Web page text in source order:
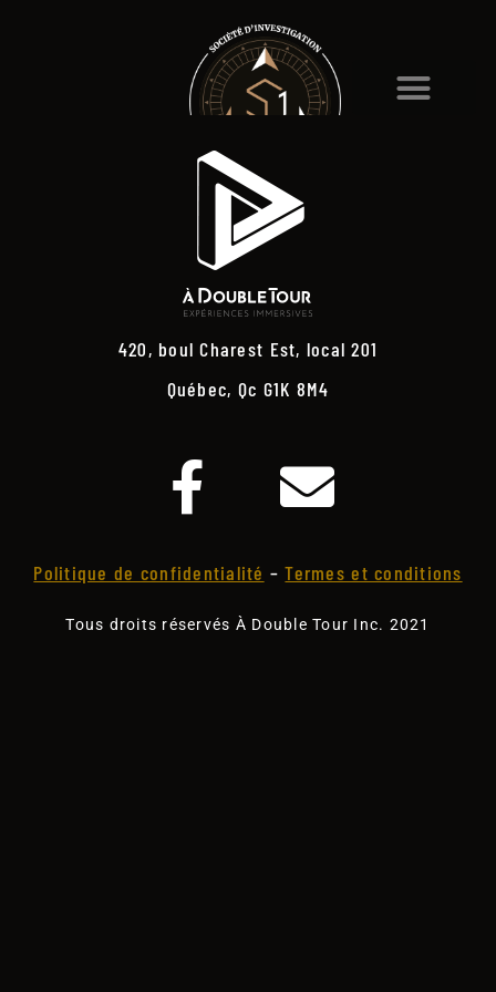
420, boul Charest Est, local 201
Québec, Qc G1K 8M4
Politique de confidentialité –Termes et conditions
Tous droits réservés À Double Tour Inc. 2021